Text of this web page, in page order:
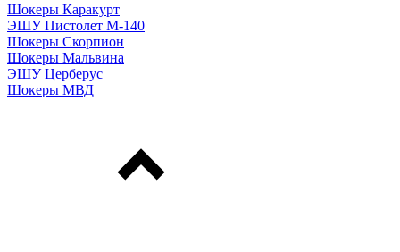
Шокеры Каракурт
ЭШУ Пистолет М-140
Шокеры Скорпион
Шокеры Мальвина
ЭШУ Церберус
Шокеры МВД